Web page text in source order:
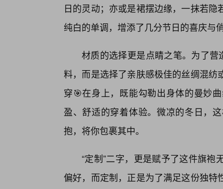
日的灵动；亦或是裙摆边缘，一抹若
纯白的单调，增添了几分节日的喜庆与
材质的选择更是点睛之笔。为了营
料，而是选择了亲肤感极佳的丝绸混
穿🎯在身上，既能勾勒出身体的曼妙
盈、舒适的穿着体验。微凉的冬日，
抱，将你包裹其中。
“定制”二字，更是赋予了这件旗
偏好，而定制，正是为了满足这份独